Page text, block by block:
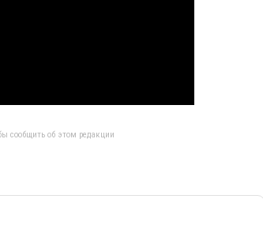
сообщить об этом редакции